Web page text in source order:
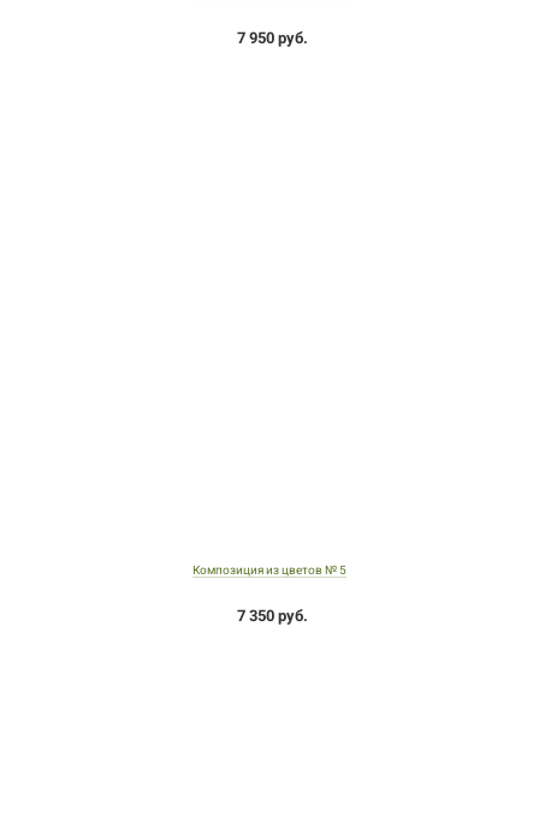
7 950 руб.
Композиция из цветов № 5
7 350 руб.